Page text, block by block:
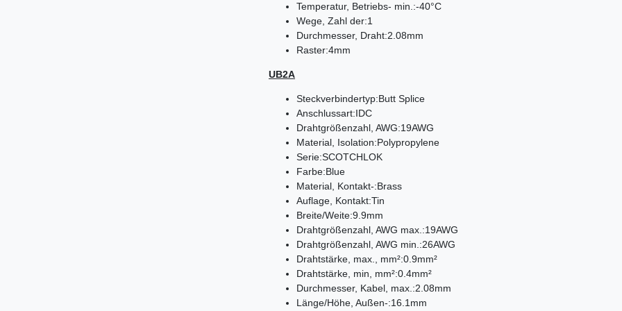
Temperatur, Betriebs- min.:-40°C
Wege, Zahl der:1
Durchmesser, Draht:2.08mm
Raster:4mm
UB2A
Steckverbindertyp:Butt Splice
Anschlussart:IDC
Drahtgrößenzahl, AWG:19AWG
Material, Isolation:Polypropylene
Serie:SCOTCHLOK
Farbe:Blue
Material, Kontakt-:Brass
Auflage, Kontakt:Tin
Breite/Weite:9.9mm
Drahtgrößenzahl, AWG max.:19AWG
Drahtgrößenzahl, AWG min.:26AWG
Drahtstärke, max., mm²:0.9mm²
Drahtstärke, min, mm²:0.4mm²
Durchmesser, Kabel, max.:2.08mm
Länge/Höhe, Außen-:16.1mm